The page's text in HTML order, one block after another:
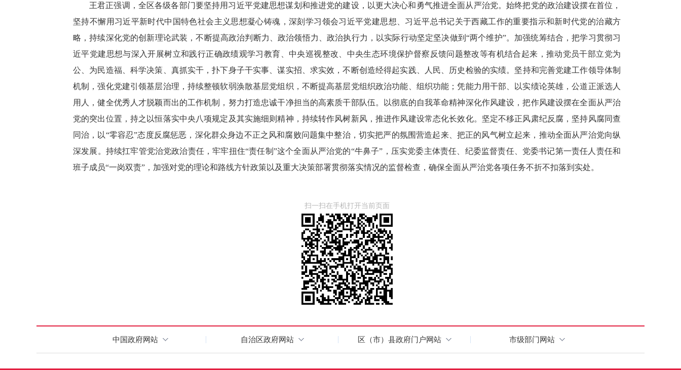
王君正强调，全区各级各部门要坚持用习近平党建思想谋划和推进党的建设，以更大决心和勇气推进全面从严治党。始终把党的政治建设摆在首位，
坚持不懈用习近平新时代中国特色社会主义思想凝心铸魂，深刻学习领会习近平党建思想、习近平总书记关于西藏工作的重要指示和新时代党的治藏方
略，持续深化党的创新理论武装，不断提高政治判断力、政治领悟力、政治执行力，以实际行动坚定坚决做到“两个维护”。加强统筹结合，把学习贯彻习
近平党建思想与深入开展树立和践行正确政绩观学习教育、中央巡视整改、中央生态环境保护督察反馈问题整改等有机结合起来，推动党员干部立党为
公、为民造福、科学决策、真抓实干，扑下身子干实事、谋实招、求实效，不断创造经得起实践、人民、历史检验的实绩。 坚持和完善党建工作领导体制
机制，强化党建引领基层治理，持续整顿软弱涣散基层党组织，不断提高基层党组织政治功能、组织功能；凭能力用干部、以实绩论英雄，公道正派选人
用人，健全优秀人才脱颖而出的工作机制，努力打造忠诚干净担当的高素质干部队伍。以彻底的自我革命精神深化作风建设，把作风建设摆在全面从严治
党的突出位置，持之以恒落实中央八项规定及其实施细则精神，持续转作风树新风，推进作风建设常态化长效化。坚定不移正风肃纪反腐，坚持风腐同查
同治，以“零容忍”态度反腐惩恶，深化群众身边不正之风和腐败问题集中整治，切实把严的氛围营造起来、把正的风气树立起来，推动全面从严治党向纵
深发展。持续扛牢管党治党政治责任，牢牢扭住“责任制”这个全面从严治党的“牛鼻子”，压实党委主体责任、纪委监督责任、党委书记第一责任人责任和
班子成员“一岗双责”，加强对党的理论和路线方针政策以及重大决策部署贯彻落实情况的监督检查，确保全面从严治党各项任务不折不扣落到实处。
扫一扫在手机打开当前页面
中国政府网站 自治区政府网站 区（市）县政府门户网站 市级部门网站